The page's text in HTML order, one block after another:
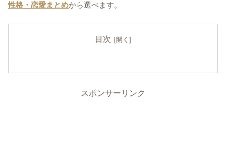
性格・恋愛まとめから選べます。
目次
スポンサーリンク